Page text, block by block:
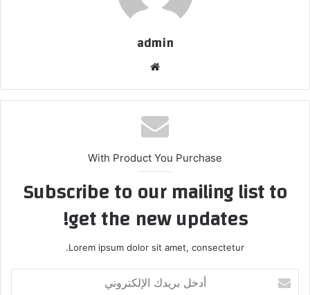
admin
With Product You Purchase
Subscribe to our mailing list to
get the new updates!
Lorem ipsum dolor sit amet, consectetur.
بريدك